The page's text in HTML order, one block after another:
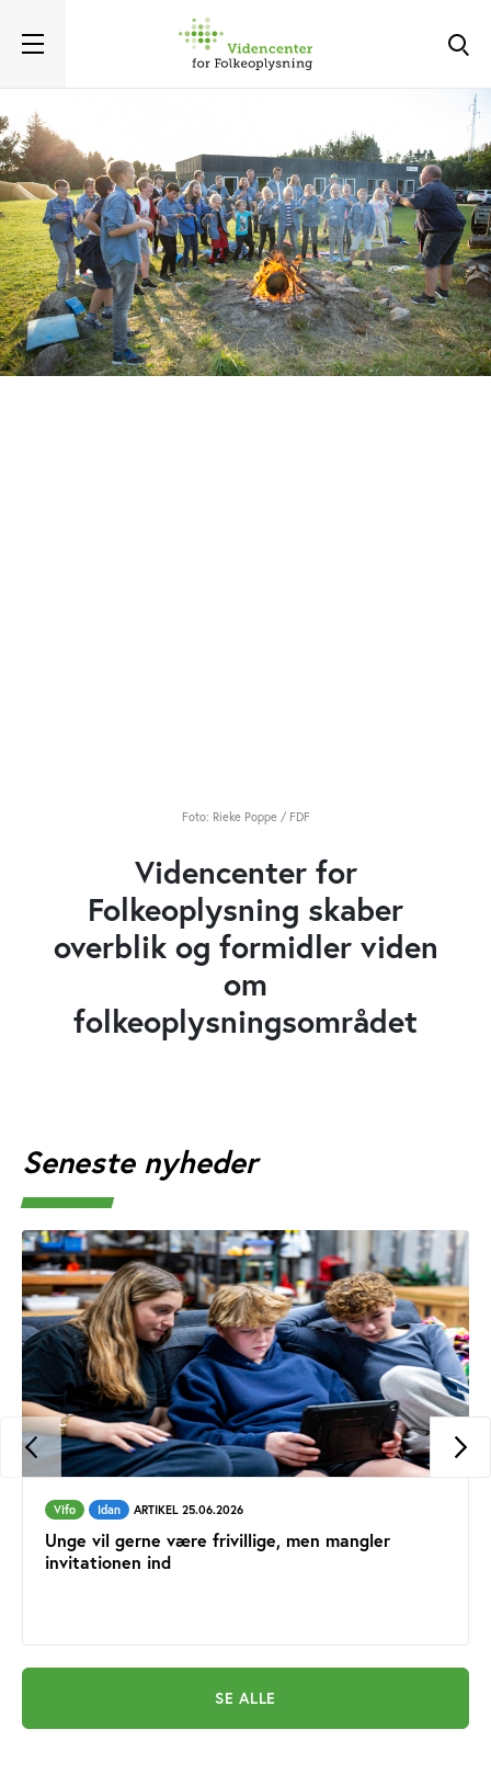
Foto: Rieke Poppe / FDF
Videncenter for
Folkeoplysning skaber
overblik og formidler viden
om
folkeoplysningsområdet
Seneste nyheder
Vifo Idan ARTIKEL 25.06.2026
Unge vil gerne være frivillige, men mangler
invitationen ind
SE ALLE